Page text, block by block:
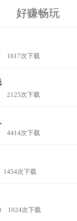
好赚畅玩
1617次下载
2125次下载
4414次下载
次下载
1024次下载